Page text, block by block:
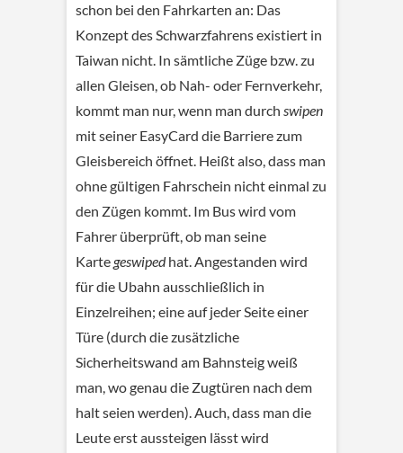
schon bei den Fahrkarten an: Das
Konzept des Schwarzfahrens existiert in
Taiwan nicht. In sämtliche Züge bzw. zu
allen Gleisen, ob Nah- oder Fernverkehr,
kommt man nur, wenn man durch swipen
mit seiner EasyCard die Barriere zum
Gleisbereich öffnet. Heißt also, dass man
ohne gültigen Fahrschein nicht einmal zu
den Zügen kommt. Im Bus wird vom
Fahrer überprüft, ob man seine
Karte geswipedhat. Angestanden wird
für die Ubahn ausschließlich in
Einzelreihen; eine auf jeder Seite einer
Türe (durch die zusätzliche
Sicherheitswand am Bahnsteig weiß
man, wo genau die Zugtüren nach dem
halt seien werden). Auch, dass man die
Leute erst aussteigen lässt wird